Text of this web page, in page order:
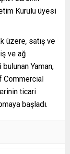
Kurulu üyesi
üzere, satış ve
ve ağ
Yaman,
Commercial
ticari
başladı.